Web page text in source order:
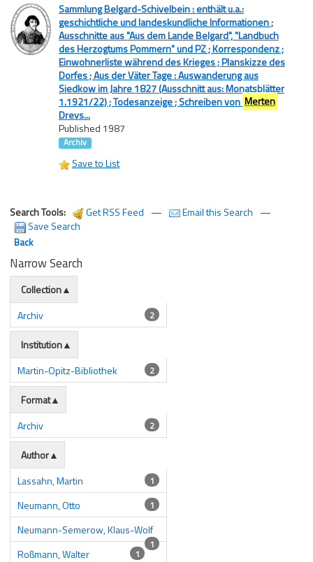
Sammlung Belgard-Schivelbein : enthält u.a.:
geschichtliche und landeskundliche Informationen ;
Ausschnitte aus "Aus dem Lande Belgard", "Landbuch
des Herzogtums Pommern" und PZ ; Korrespondenz ;
Einwohnerliste während des Krieges ; Planskizze des
Dorfes ; Aus der Väter Tage : Auswanderung aus
Siedkow im Jahre 1827 (Ausschnitt aus: Monatsblätter
1.1921/22) ; Todesanzeige ; Schreiben von Merten
Drevs...
Published 1987
Archiv
Save to List
Search Tools: Get RSS Feed — Email this Search —
Save Search
Back
Narrow Search
Collection
Archiv
2
Institution
Martin-Opitz-Bibliothek
2
Format
Archiv
2
Author
Lassahn, Martin
1
Neumann, Otto 1
Neumann-Semerow, Klaus-Wolf
1
Roßmann, Walter 1